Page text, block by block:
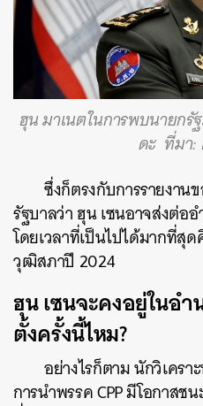
ฮุน มาเนตในการพบนายก
ดะ ที่มา:
ซึ่งก็ตรงกับการรายงาน
รัฐบาลว่า ฮุน เซนอาจส่งต่อ
โดยเวลาที่เป็นไปได้มากที่สุ
วุฒิสภาปี 2024
ฮุน เซนจะคงอยู่ในอ
ตั้งครั้งนี้ไหม?
อย่างไรก็ตาม นักวิเคร
การนำพรรค CPP มีโอกาสช